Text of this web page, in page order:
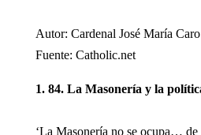
Autor: Cardenal José María
Fuente: Catholic.net
1. 84. La Masonería y la
‘La Masonería no se ocupa… de